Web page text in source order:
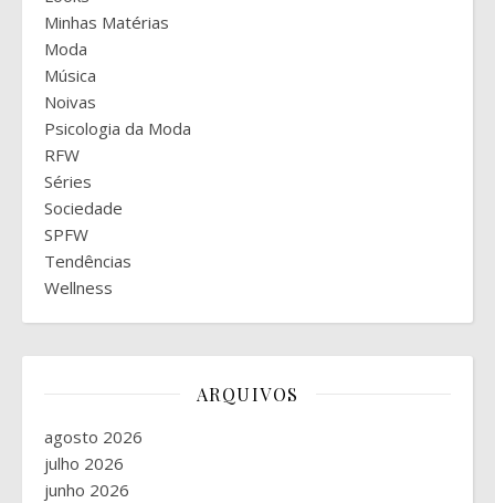
Minhas Matérias
Moda
Música
Noivas
Psicologia da Moda
RFW
Séries
Sociedade
SPFW
Tendências
Wellness
ARQUIVOS
agosto 2026
julho 2026
junho 2026